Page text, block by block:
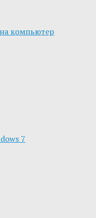
компьютер
7